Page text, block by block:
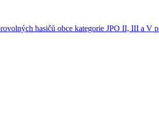
hasičů obce kategorie JPO II, III a V